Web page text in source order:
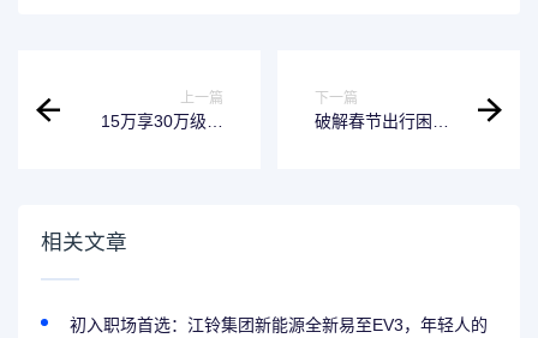
上一篇
15万享30万级豪
下一篇
破解春节出行困
相关文章
初入职场首选：江铃集团新能源全新易至EV3，年轻人的